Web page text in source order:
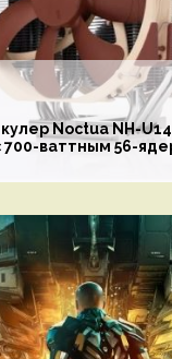
Noctua NH-
700-ваттным 56-